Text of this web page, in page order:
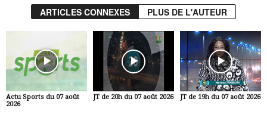
ARTICLES CONNEXES PLUS DE L'AUTEUR
Actu Sports du 07 août
2026
JT de 20h du 07 août 2026 JT de 19h du 07 août 2026